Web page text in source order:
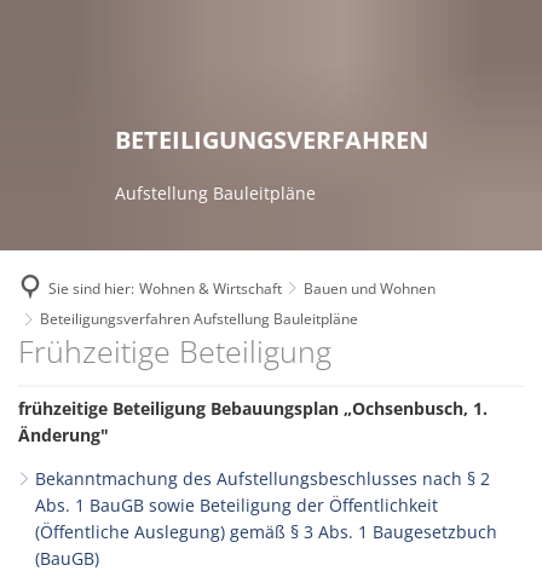
Stellenausschreibungen
Online - Dienste
Interne Meldestelle für
Kommunale
Interaktiver Haushalt
Digitale Dörfer
Fairtrade Verbandsgemeinde
KuLaDig
LEADER – Förderprojekt der
Netzwerk Digitale Dörfer
Radverkehrskonzept
Zukunftsinitiative
Erlebnistouren
Theater
Unterkünfte
Veranstaltungskalender
Vereine
Wandertrilogie
Aktuelles
Familien
Bauen und Wohnen
Wirtschaftsförderung
Einkaufen
Versorgungsunternehmen
Kommunale Einrichtungen
Ramsen
Zweckverband Erdekaut
Kulturzweckverband
BETEILIGUNGSVERFAHREN
Aufstellung Bauleitpläne
Sie sind hier: Wohnen & Wirtschaft
Bauen und Wohnen
Beteiligungsverfahren Aufstellung Bauleitpläne
Beteiligungsverfahren
Aufstellung
Bauleitpläne
Frühzeitige Beteiligung
frühzeitige Beteiligung Bebauungsplan „Ochsenbusch, 1.
Änderung"
Bekanntmachung des Aufstellungsbeschlusses nach § 2
Abs. 1 BauGB sowie Beteiligung der Öffentlichkeit
(Öffentliche Auslegung) gemäß § 3 Abs. 1 Baugesetzbuch
(BauGB)